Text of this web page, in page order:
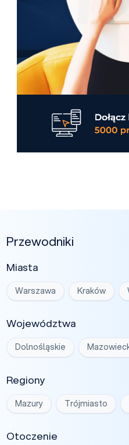
Przewodniki
Miasta
Warszawa Kraków
Województwa
Dolnośląskie
Regiony
Mazury Trójmiasto
Otoczenie